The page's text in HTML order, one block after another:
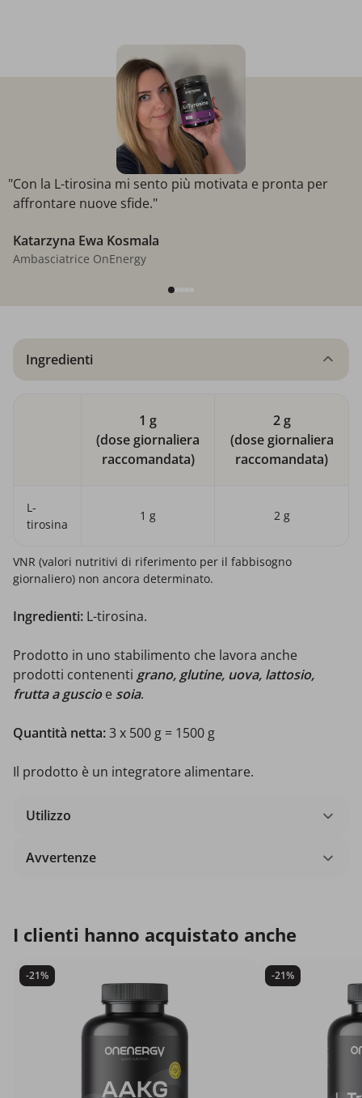
"Con la L-tirosina mi sento più motivata e pronta per
affrontare nuove sfide."
Katarzyna Ewa Kosmala
Ambasciatrice OnEnergy
Ingredienti
1 g
(dose giornaliera
raccomandata)
2 g
(dose giornaliera
raccomandata)
L-
tirosina
1 g 2 g
VNR (valori nutritivi di riferimento per il fabbisogno
giornaliero) non ancora determinato.
Ingredienti: L-tirosina.
Prodotto in uno stabilimento che lavora anche
prodotti contenenti grano, glutine, uova, lattosio,
frutta a guscioe soia.
Quantità netta:3 x 500 g = 1500 g
Il prodotto è un integratore alimentare.
Utilizzo
Avvertenze
I clienti hanno acquistato anche
-21% -21%